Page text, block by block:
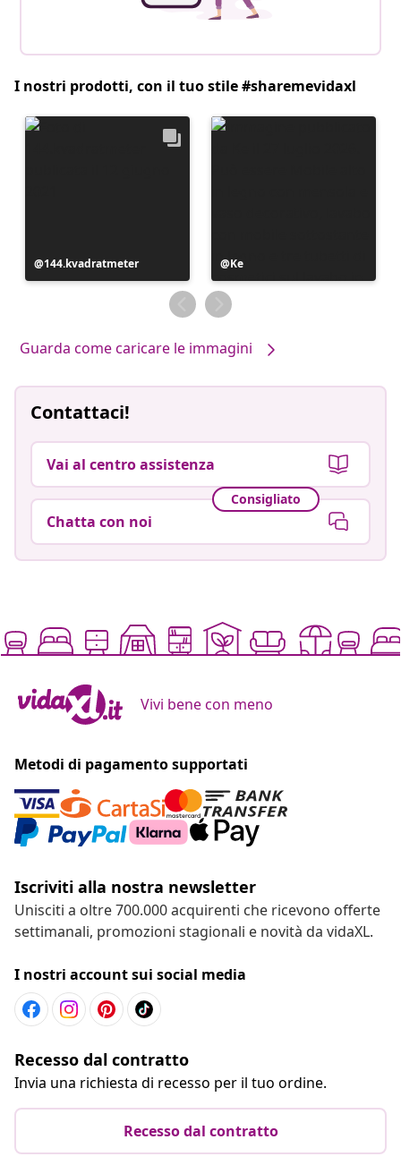
I nostri prodotti, con il tuo stile #sharemevidaxl
Post
pubblicato
144.kvadratmeter
Post
pubblicato
da
Ke
Guarda come caricare le immagini
Contattaci!
Vai al centro assistenza
Consigliato
Chatta con noi
Vivi bene con meno
Metodi di pagamento supportati
Iscriviti alla nostra newsletter
Unisciti a oltre 700.000 acquirenti che ricevono offerte
settimanali, promozioni stagionali e novità da vidaXL.
I nostri account sui social media
Recesso dal contratto
Invia una richiesta di recesso per il tuo ordine.
Recesso dal contratto